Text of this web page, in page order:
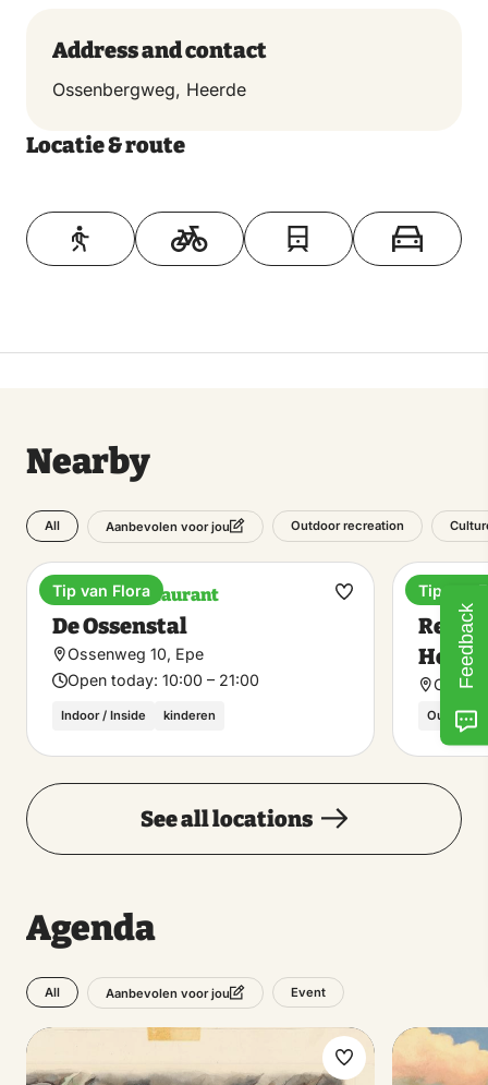
Address and contact
Ossenbergweg, Heerde
Locatie & route
Toon op kaart
Nearby
All Aanbevolen voor jou Outdoor recreation
Pancake restaurant
De Ossenstal
Ossenweg 10, Epe
Open today: 10:00 – 21:00
Indoor / Inside kinderen
Tip van Flora
Make
Outdoor /
Tip van
See all locations
Agenda
All Aanbevolen voor jou Event
Make
Feedback